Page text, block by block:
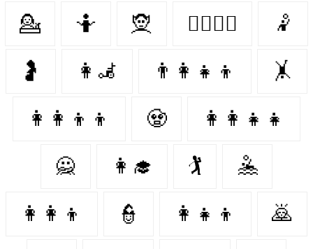
💁‍ 🤷‍ 🧝‍ 👩‍❤️‍💋‍👨 🤾‍
🤰 👩‍🦼 👨‍👩‍👧‍👦 🤸‍
👩‍👩‍👦‍👦 🧟‍ 👩‍👩‍👧‍👧
🙅‍ 👩‍🎓 🏌️‍ 🤽‍
👩‍👩‍👦 👮‍ 👩‍👧‍👦 🙇‍